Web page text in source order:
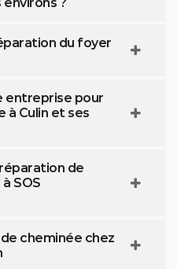
du foyer
entreprise pour
à Culin et ses
de
SOS
cheminée chez